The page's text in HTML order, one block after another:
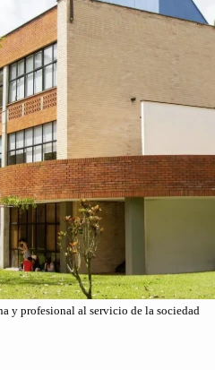
y profesional al servicio de la sociedad